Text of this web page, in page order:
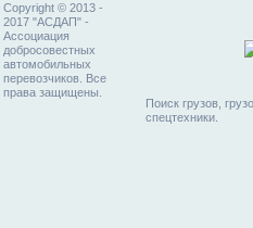
Copyright © 2013 -
2017 "АСДАП" -
Ассоциация
добросовестных
автомобильных
перевозчиков. Все
права защищены.
Поиск грузов,
спецтехники.